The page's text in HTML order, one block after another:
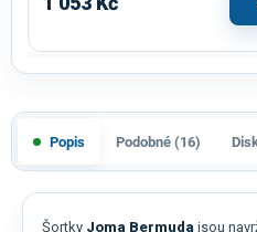
Popis Podobné (16)
Šortky Joma Bermuda jsou